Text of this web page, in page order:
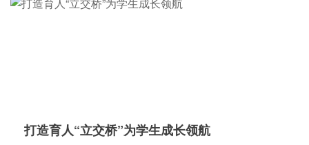
打造育人“立交桥”为学生成长领航